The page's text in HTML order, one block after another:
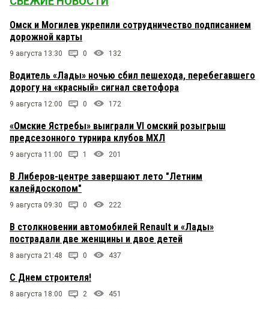
Омск и Могилев укрепили сотрудничество подписанием
дорожной карты
9 августа 13:30 0 132
Водитель «Лады» ночью сбил пешехода, перебегавшего
дорогу на «красный» сигнал светофора
9 августа 12:00 0 172
«Омские Ястребы» выиграли VI омский розыгрыш
предсезонного турнира клубов МХЛ
9 августа 11:00 1 201
В Либеров-центре завершают лето "Летним
калейдоскопом"
9 августа 09:30 0 222
В столкновении автомобилей Renault и «Лады»
пострадали две женщины и двое детей
8 августа 21:48 0 437
С Днем строителя!
8 августа 18:00 2 451